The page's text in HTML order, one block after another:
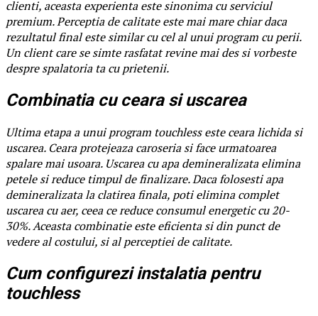
clienti, aceasta experienta este sinonima cu serviciul
premium. Perceptia de calitate este mai mare chiar daca
rezultatul final este similar cu cel al unui program cu perii.
Un client care se simte rasfatat revine mai des si vorbeste
despre spalatoria ta cu prietenii.
Combinatia cu ceara si uscarea
Ultima etapa a unui program touchless este ceara lichida si
uscarea. Ceara protejeaza caroseria si face urmatoarea
spalare mai usoara. Uscarea cu apa demineralizata elimina
petele si reduce timpul de finalizare. Daca folosesti apa
demineralizata la clatirea finala, poti elimina complet
uscarea cu aer, ceea ce reduce consumul energetic cu 20-
30%. Aceasta combinatie este eficienta si din punct de
vedere al costului, si al perceptiei de calitate.
Cum configurezi instalatia pentru
touchless